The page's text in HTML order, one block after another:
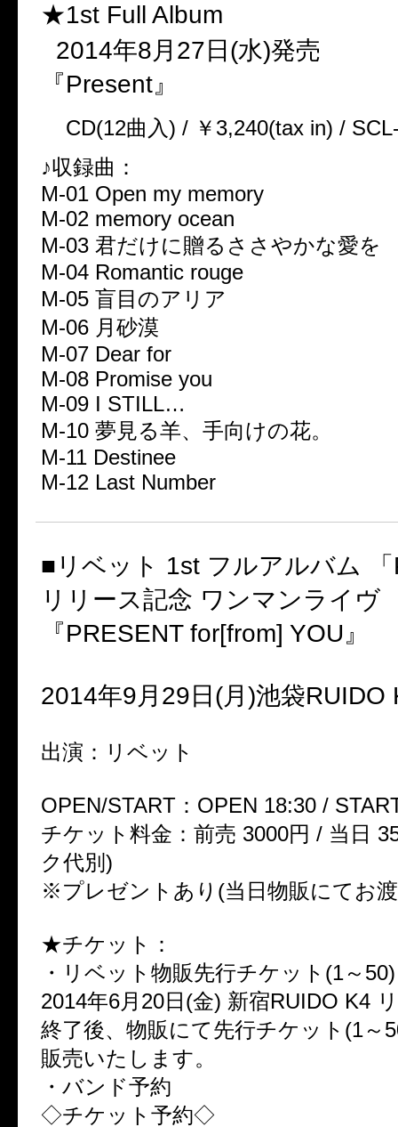
★1st Full Album
2014年8月27日(水)発売
『Present』
CD(12曲入) / ￥3,240(tax in) /
♪収録曲：
M-01 Open my memory
M-02 memory ocean
M-03 君だけに贈るささやかな愛を
M-04 Romantic rouge
M-05 盲目のアリア
M-06 月砂漠
M-07 Dear for
M-08 Promise you
M-09 I STILL…
M-10 夢見る羊、手向けの花。
M-11 Destinee
M-12 Last Number
■リベット 1st フルアルバム
リリース記念 ワンマンライヴ
『PRESENT for[from] YOU』
2014年9月29日(月)池袋RUIDO
出演：リベット
OPEN/START：OPEN 18:30 /
チケット料金：前売 3000円 / 当日
ク代別)
※プレゼントあり(当日物販にてお
★チケット：
・リベット物販先行チケット(1～50)
2014年6月20日(金) 新宿RUIDO K4
終了後、物販にて先行チケット(1～
販売いたします。
・バンド予約
◇チケット予約◇